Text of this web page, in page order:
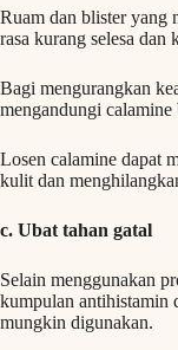
Ruam dan blister yang
rasa kurang selesa dan
Bagi mengurangkan
mengandungi
Losen calamine dapat
kulit dan
c. Ubat tahan gatal
Selain menggunakan
kumpulan antihistamin
mungkin digunakan.